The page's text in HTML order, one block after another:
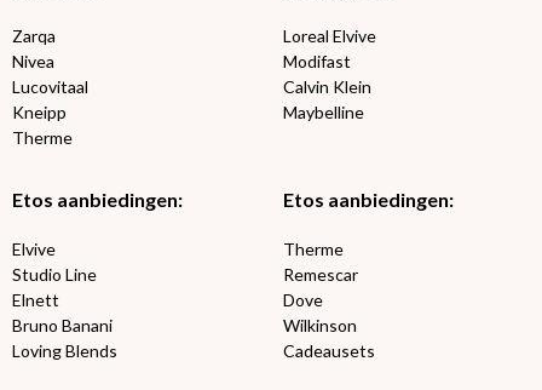
Zarqa
Nivea
Lucovitaal
Kneipp
Therme
Loreal Elvive
Modifast
Calvin Klein
Maybelline
Etos aanbiedingen:
Elvive
Studio Line
Elnett
Bruno Banani
Loving Blends
Etos aanbiedingen:
Therme
Remescar
Dove
Wilkinson
Cadeausets